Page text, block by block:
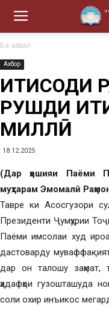
Ба аввал
Ахбор
ИҚТИСОДИ
РУШДИ
МИЛЛӢ
18.12.2025
(Дар ҳошияи Паёми
муҳтарам Эмомалӣ
Тавре ки Асосгузори
Президенти Ҷумҳурии
Паёми имсолаи худ
дастоварду
дар он талошу
ҳадафҳои гузошташуда
соли охир инъикос